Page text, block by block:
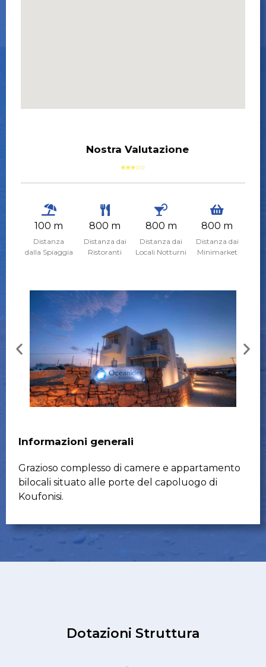
Nostra Valutazione
100 m
Distanza
dalla Spiaggia
800 m
Distanza dai
Ristoranti
800 m
Distanza dai
Locali Notturni
800 m
Distanza dai
Minimarket
Informazioni generali
Grazioso complesso di camere e appartamento
bilocali situato alle porte del capoluogo di
Koufonisi.
Dotazioni Struttura